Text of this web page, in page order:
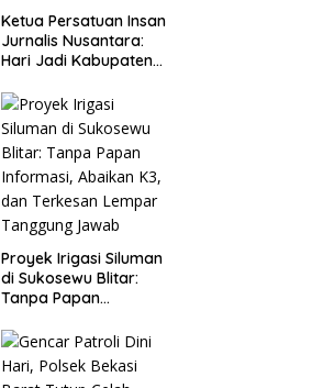
Ketua Persatuan Insan
Jurnalis Nusantara:
Hari Jadi Kabupaten
Momentum Perkuat
Sinergi Pembangunan
Proyek Irigasi Siluman
di Sukosewu Blitar:
Tanpa Papan
dan Terkesan Lempar
Tanggung Jawab